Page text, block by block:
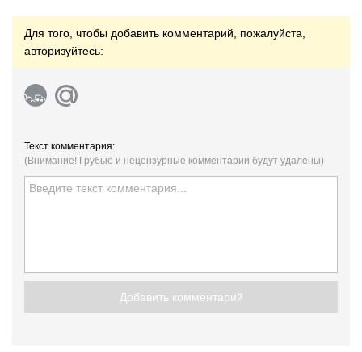
Для того, чтобы добавить комментарий, пожалуйста,
авторизуйтесь:
Текст комментария:
(Внимание! Грубые и нецензурные комментарии будут удалены)
Добавить комментарий